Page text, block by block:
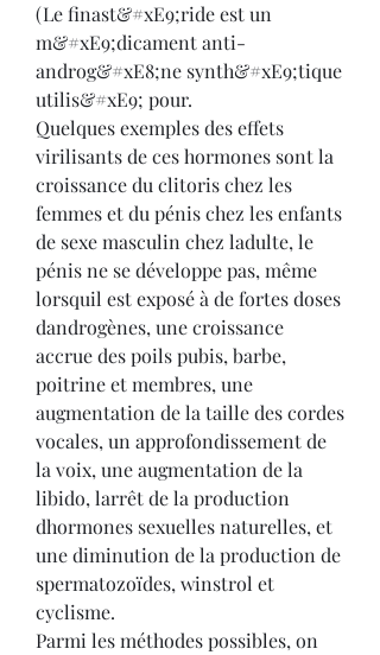
(Le finast&#xE9;ride est un
m&#xE9;dicament anti-
androg&#xE8;ne synth&#xE9;tique
utilis&#xE9; pour.
Quelques exemples des effets
virilisants de ces hormones sont la
croissance du clitoris chez les
femmes et du pénis chez les enfants
de sexe masculin chez ladulte, le
pénis ne se développe pas, même
lorsquil est exposé à de fortes doses
dandrogènes, une croissance
accrue des poils pubis, barbe,
poitrine et membres, une
augmentation de la taille des cordes
vocales, un approfondissement de
la voix, une augmentation de la
libido, larrêt de la production
dhormones sexuelles naturelles, et
une diminution de la production de
spermatozoïdes, winstrol et
cyclisme.
Parmi les méthodes possibles, on